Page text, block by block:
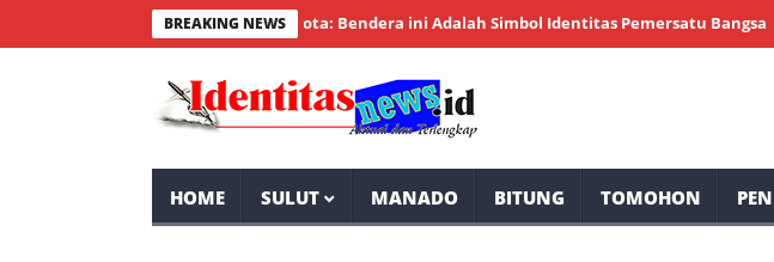
BREAKING NEWS
RI, Wakil Wali Kota: Bendera ini Adalah Simbol Identitas Pemersatu Bangsa SMP
HOME SULUT MANADO BITUNG TOMOHON